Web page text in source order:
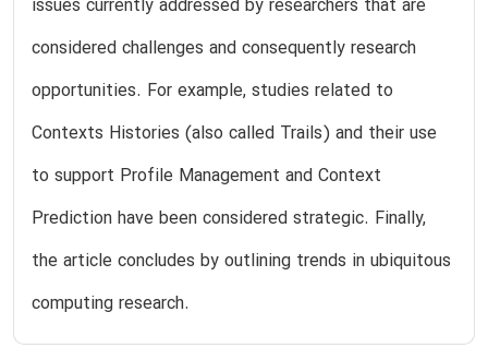
issues currently addressed by researchers that are
considered challenges and consequently research
opportunities. For example, studies related to
Contexts Histories (also called Trails) and their use
to support Profile Management and Context
Prediction have been considered strategic. Finally,
the article concludes by outlining trends in ubiquitous
computing research.